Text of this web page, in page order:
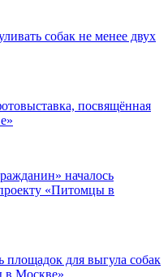
собак не менее двух
посвящённая
началось
«Питомцы в
площадок для выгула собак
в Москве»